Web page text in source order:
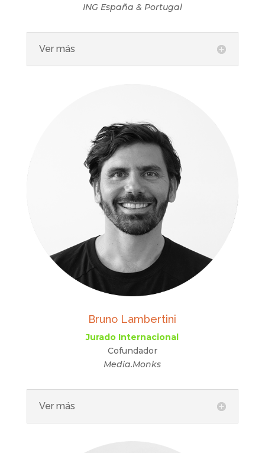
ING España & Portugal
Ver más
Bruno Lambertini
Jurado Internacional
Cofundador
Media.Monks
Ver más